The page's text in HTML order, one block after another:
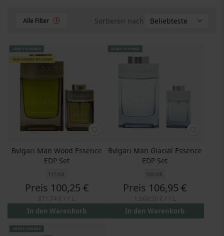
Alle Filter 1 Sortieren nach
GRATIS VERSAND
NUR WENIGE AM LAGER
Bvlgari Man Wood Essence
EDP Set
115 ML
Preis 100,25 €
In den Warenkorb
GRATIS VERSAND
Bvlgari Man Glacial Essence
EDP Set
100 ML
Preis 106,95 €
In den Warenkorb
GRATIS VERSAND